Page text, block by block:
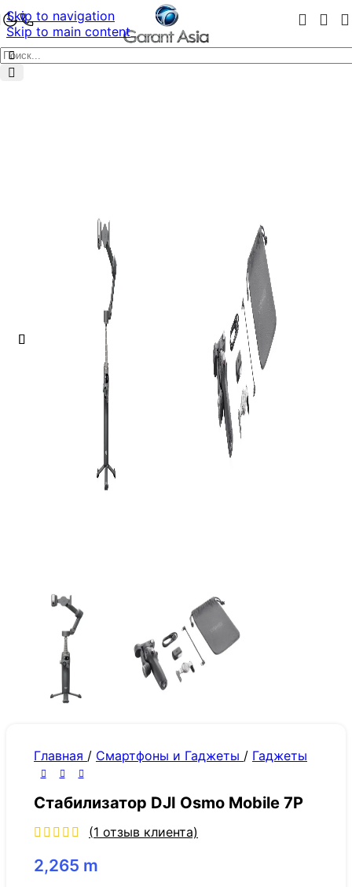
Skip to navigation
Skip to main content
Главная / Смартфоны и Гаджеты / Гаджеты
Стабилизатор DJI Osmo Mobile 7P
(1 отзыв клиента)
2,265 m